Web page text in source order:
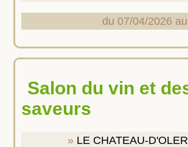
du 07/04/2026
Salon du vin et des
saveurs
LE CHATEAU-